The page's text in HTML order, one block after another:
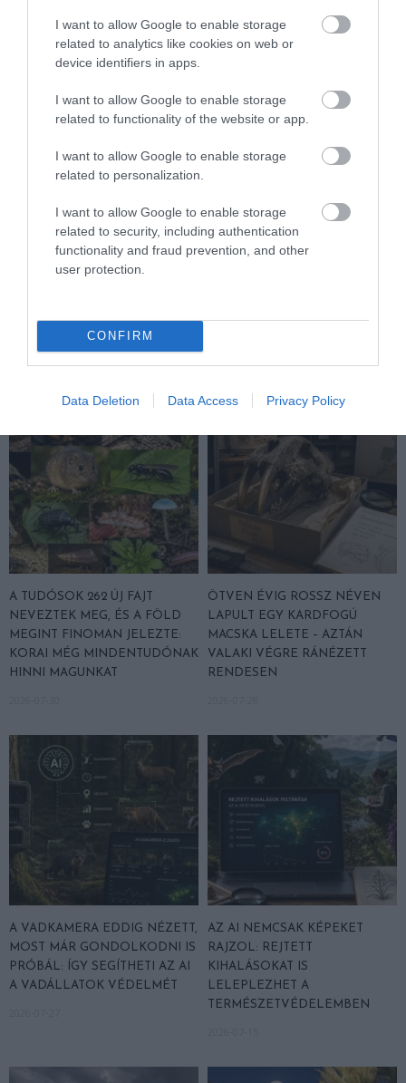
I want to allow Google to enable storage
related to analytics like cookies on web or
device identifiers in apps.
I want to allow Google to enable storage
related to functionality of the website or app.
I want to allow Google to enable storage
related to personalization.
I want to allow Google to enable storage
related to security, including authentication
functionality and fraud prevention, and other
user protection.
CONFIRM
Data Deletion Data Access Privacy Policy
2026-08-07
HŐKUPOLA MAGYARORSZÁG
FELETT: MI EZ A LÁTHATATLAN
NEM CSAK A RITKASÁGOK
ELTŰNÉSE A NAGYOBB
2026-08-03
A TUDÓSOK 262 ÚJ FAJT
NEVEZTEK MEG, ÉS A FÖLD
MEGINT FINOMAN JELEZTE:
KORAI MÉG MINDENTUDÓNAK
HINNI MAGUNKAT
ÖTVEN ÉVIG ROSSZ NÉVEN
LAPULT EGY KARDFOGÚ
MACSKA LELETE – AZTÁN
VALAKI VÉGRE RÁNÉZETT
RENDESEN
A VADKAMERA EDDIG NÉZETT,
MOST MÁR GONDOLKODNI IS
PRÓBÁL: ÍGY SEGÍTHETI AZ AI
A VADÁLLATOK VÉDELMÉT
AZ AI NEMCSAK KÉPEKET
RAJZOL: REJTETT
KIHALÁSOKAT IS
LELEPLEZHET A
TERMÉSZETVÉDELEMBEN